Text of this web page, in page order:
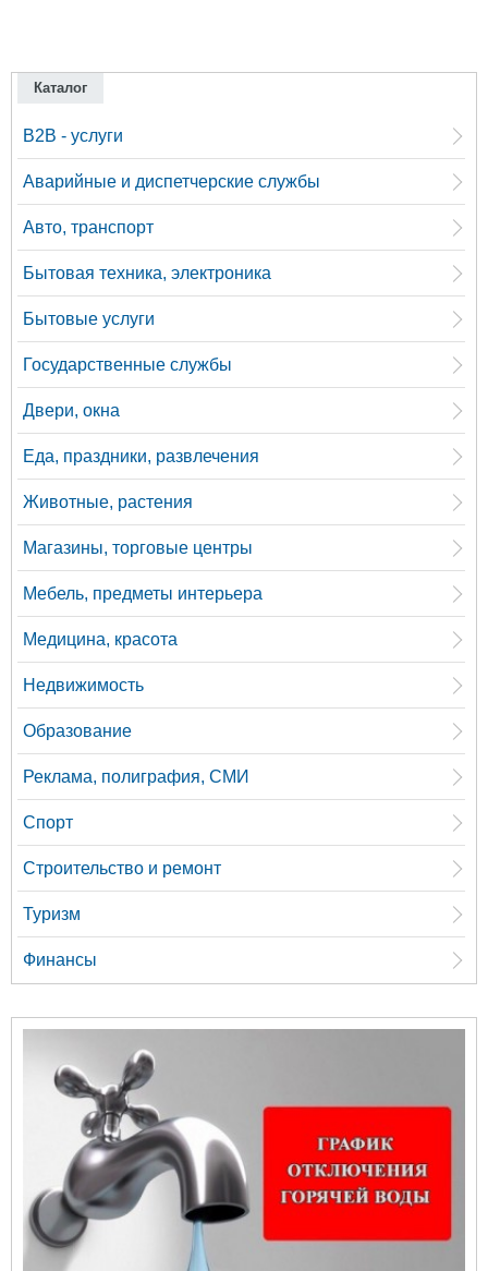
Каталог
B2B - услуги
Аварийные и диспетчерские службы
Авто, транспорт
Бытовая техника, электроника
Бытовые услуги
Государственные службы
Двери, окна
Еда, праздники, развлечения
Животные, растения
Магазины, торговые центры
Мебель, предметы интерьера
Медицина, красота
Недвижимость
Образование
Реклама, полиграфия, СМИ
Спорт
Строительство и ремонт
Туризм
Финансы